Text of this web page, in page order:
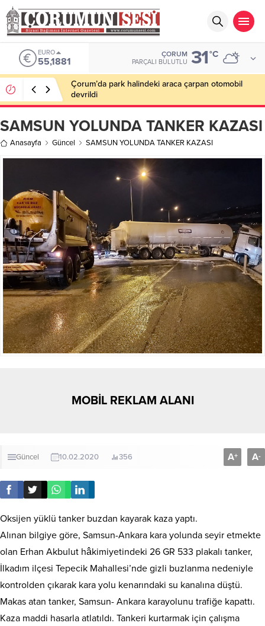
EURO
55,1881
ÇORUM
PARÇALI BULUTLU 31°C
Çorum’da park halindeki araca çarpan otomobil
devrildi
SAMSUN YOLUNDA TANKER KAZASI
Anasayfa Güncel SAMSUN YOLUNDA TANKER KAZASI
MOBİL REKLAM ALANI
Güncel 10.02.2020 356 A+ A-
Oksijen yüklü tanker buzdan kayarak kaza yaptı.
Alınan bilgiye göre, Samsun-Ankara kara yolunda seyir etmekte
olan Erhan Akbulut hâkimiyetindeki 26 GR 533 plakalı tanker,
İlkadım ilçesi Tepecik Mahallesi’nde gizli buzlanma nedeniyle
kontrolden çıkarak kara yolu kenarındaki su kanalına düştü.
Makas atan tanker, Samsun- Ankara karayolunu trafiğe kapattı.
Kaza maddi hasarla atlatıldı. Tankeri kurtarmak için çalışma